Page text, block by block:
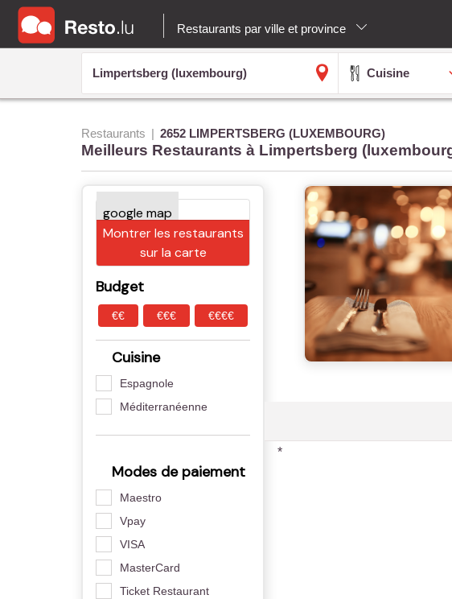
Restaurants par ville et province
Cuisine
Restaurants 2652 LIMPERTSBERG (LUXEMBOURG)
Meilleurs Restaurants à Limpertsberg
Montrer les restaurants
sur la carte
Budget
€€ €€€ €€€€
Cuisine
Espagnole
Méditerranéenne
Modes de paiement
Maestro
Vpay
VISA
MasterCard
Ticket Restaurant
*